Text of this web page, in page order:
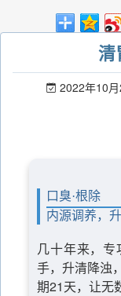
清
2022年10
口臭·根除
内源调养，
几十年来，
手，升清降浊
期21天，让无